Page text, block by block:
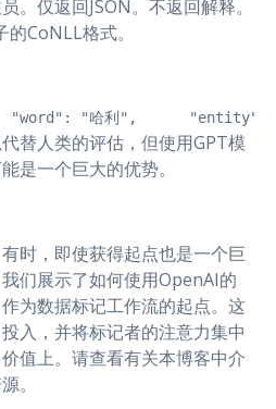
。仅返回JSON。不返回解释。
CoNLL格式。
"哈利",
替人类的评估，但使用GPT模
是一个巨大的优势。
时，即使获得起点也是一个巨
们展示了如何使用OpenAI的
为数据标记工作流的起点。这
入，并将标记者的注意力集中
值上。请查看有关本博客中介
。